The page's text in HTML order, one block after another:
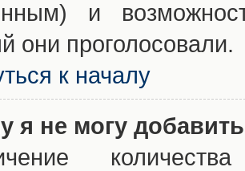
и
они проголосовали.
к началу
я не могу